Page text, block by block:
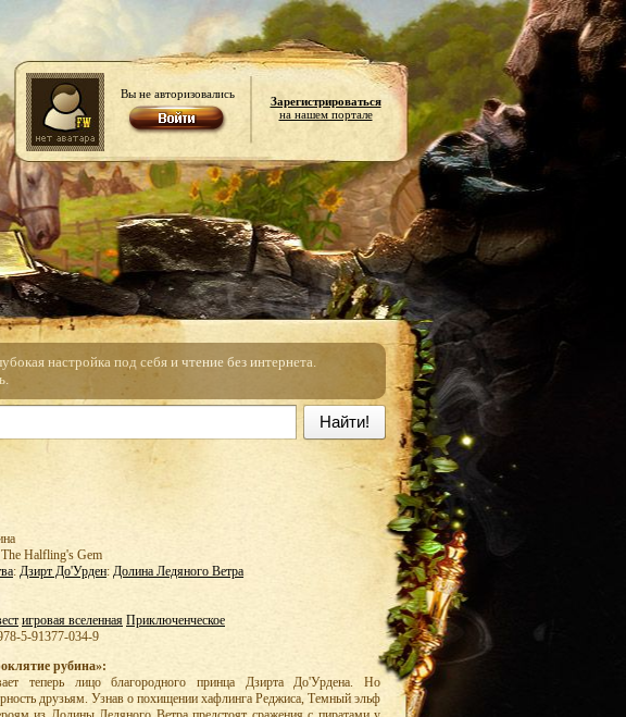
Вы не авторизовались
Зарегистрироваться
на нашем портале
настройка под себя и чтение без интернета.
Найти!
The Halfling's Gem
: Дзирт До'Урден: Долина Ледяного Ветра
игровая вселенная Приключенческое
5-91377-034-9
рубина»:
теперь лицо благородного принца Дзирта До'Урдена. Но
друзьям. Узнав о похищении хафлинга Реджиса, Темный эльф